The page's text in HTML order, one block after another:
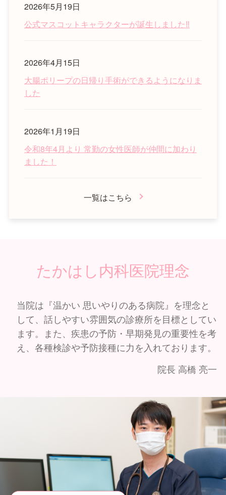
2026年5月19日
公式マスコットキャラクターが誕生しました‼
2026年4月15日
大腸ポリープの日帰り手術ができるようになりま
した
2026年1月19日
令和8年4月より 常勤の女性医師が仲間に加わり
ました！
一覧はこちら
たかはし内科医院理念
当院は『温かい 思いやりのある病院』を理念と
して、話しやすい雰囲気の診療所を目標としてい
ます。また、疾患の予防・早期発見の重要性を考
え、各種検診や予防接種に力を入れております。
院長 高橋 亮一